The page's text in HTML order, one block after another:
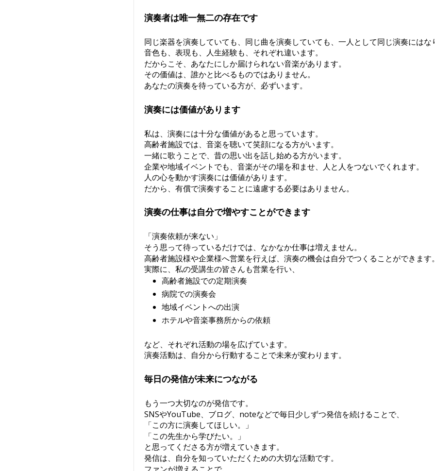
演奏者は唯一無二の存在です
同じ楽器を演奏していても、同じ曲を演奏していても、一人として同じ演奏にはな
音色も、表現も、人生経験も、それぞれ違います。
だからこそ、あなたにしか届けられない音楽があります。
その価値は、誰かと比べるものではありません。
あなたの演奏を待っている方が、必ずいます。
演奏には価値があります
私は、演奏には十分な価値があると思っています。
高齢者施設では、音楽を聴いて笑顔になる方がいます。
一緒に歌うことで、昔の思い出を話し始める方がいます。
企業や地域イベントでも、音楽がその場を和ませ、人と人をつないでくれます。
人の心を動かす演奏には価値があります。
だから、有償で演奏することに遠慮する必要はありません。
演奏の仕事は自分で増やすことができます
「演奏依頼が来ない」
そう思って待っているだけでは、なかなか仕事は増えません。
高齢者施設様や企業様へ営業を行えば、演奏の機会は自分でつくることができます
実際に、私の受講生の皆さんも営業を行い、
高齢者施設での定期演奏
病院での演奏会
地域イベントへの出演
ホテルや音楽事務所からの依頼
など、それぞれ活動の場を広げています。
演奏活動は、自分から行動することで未来が変わります。
毎日の発信が未来につながる
もう一つ大切なのが発信です。
SNSやYouTube、ブログ、noteなどで毎日少しずつ発信を続けることで、
「この方に演奏してほしい。」
「この先生から学びたい。」
と思ってくださる方が増えていきます。
発信は、自分を知っていただくための大切な活動です。